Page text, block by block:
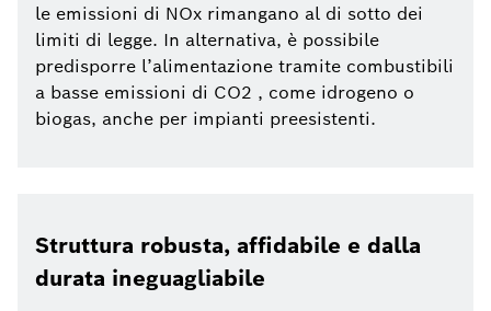
le emissioni di NOx rimangano al di sotto dei
limiti di legge. In alternativa, è possibile
predisporre l’alimentazione tramite combustibili
a basse emissioni di CO2 , come idrogeno o
biogas, anche per impianti preesistenti.
Struttura robusta, affidabile e dalla
durata ineguagliabile